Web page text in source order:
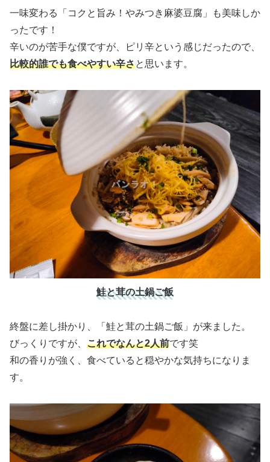
一味変わる「コクと旨み！やみつき麻婆豆腐」も美味しか
ったです！
辛いのが苦手な僕ですが、ピリ辛という感じだったので、
比較的誰でも食べやすい辛さと思います。
鮭と茸の土鍋ご飯
終盤に差し掛かり、「鮭と茸の土鍋ご飯」が来ました。
びっくりですが、 これでなんと2人前です笑
和の香りが強く、食べていると穏やかな気持ちになりま
す。